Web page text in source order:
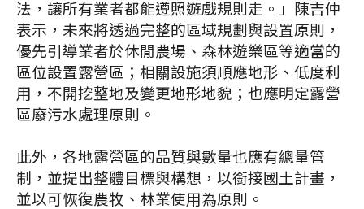
法，讓所有業者都能遵照遊戲規則走。」陳吉仲
表示，未來將透過完整的區域規劃與設置原則，
優先引導業者於休閒農場、森林遊樂區等適當的
區位設置露營區；相關設施須順應地形、低度利
用，不開挖整地及變更地形地貌；也應明定露營
區廢污水處理原則。
此外，各地露營區的品質與數量也應有總量管
制，並提出整體目標與構想，以銜接國土計畫，
並以可恢復農牧、林業使用為原則。